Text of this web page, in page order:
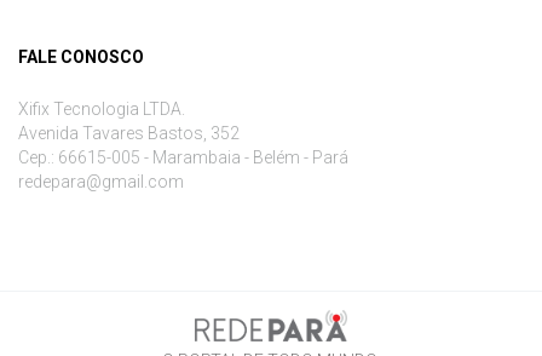
FALE CONOSCO
Xifix Tecnologia LTDA.
Avenida Tavares Bastos, 352
Cep.: 66615-005 - Marambaia - Belém - Pará
redepara@gmail.com